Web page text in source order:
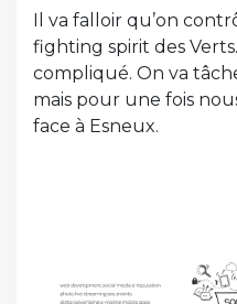
Il va falloir qu’on
fighting spirit des
compliqué. On va
mais pour une fois
face à Esneux.